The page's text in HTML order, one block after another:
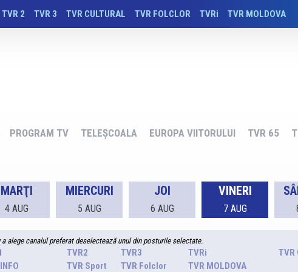
TVR MOLDOVA
TVRi
TVR FOLCLOR
TVR CULTURAL
TVR 3
TVR 2
PROGRAM TV TELEȘCOALA EUROPA VIITORULUI TVR 65
MARŢI
4 AUG
MIERCURI
5 AUG
JOI
6 AUG
VINERI
7 AUG
a alege canalul preferat deselectează unul din posturile selectate.
TVR2 TVR3 TVRi
TVR
TVR Sport TVR Folclor TVR MOLDOVA